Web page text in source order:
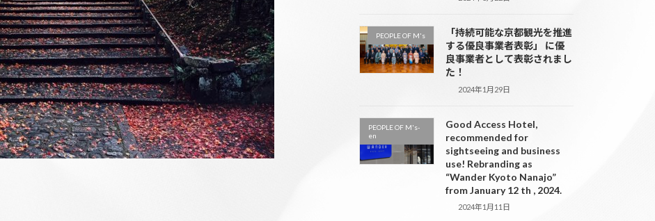
PEOPLE OF M's
「持続可能な京都観光を推進
する優良事業者表彰」 に優
良事業者として表彰されまし
た！
2024年1月29日
PEOPLE OF M's-
en
Good Access Hotel,
recommended for
sightseeing and business
use! Rebranding as
“Wander Kyoto Nanajo”
from January 12 th , 2024.
2024年1月11日